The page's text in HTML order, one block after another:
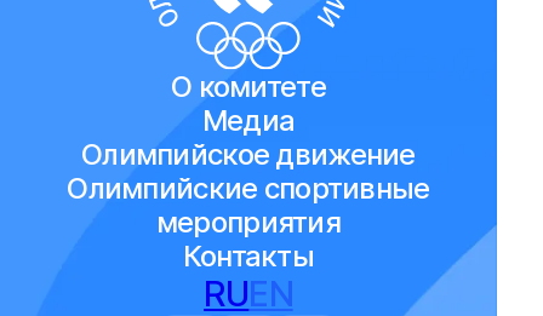
О комитете
Медиа
Олимпийское движение
Олимпийские спортивные
мероприятия
Контакты
RUEN